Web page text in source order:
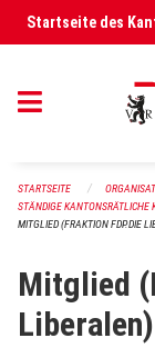
Navigation überspringen
Startseite des
STARTSEITE
STÄNDIGE KANTONSRÄTLICHE
MITGLIED (FRAKTION FDP.DIE
Mitglied
Liberalen)